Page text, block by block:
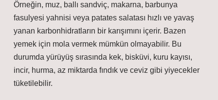
Örneğin, muz, ballı sandviç, makarna, barbunya
fasulyesi yahnisi veya patates salatası hızlı ve yavaş
yanan karbonhidratların bir karışımını içerir. Bazen
yemek için mola vermek mümkün olmayabilir. Bu
durumda yürüyüş sırasında kek, bisküvi, kuru kayısı,
incir, hurma, az miktarda fındık ve ceviz gibi yiyecekler
tüketilebilir.